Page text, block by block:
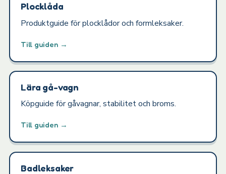
Plocklåda
Produktguide för plocklådor och formleksaker.
Till guiden →
Lära gå-vagn
Köpguide för gåvagnar, stabilitet och broms.
Till guiden →
Badleksaker